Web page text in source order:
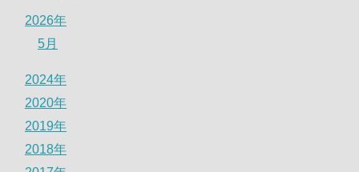
2026年
5月
2024年
2020年
2019年
2018年